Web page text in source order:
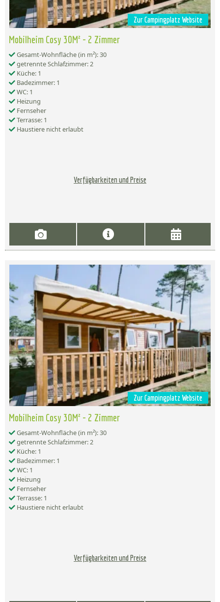
Zur Campingplatz Website
Mobilheim Cosy 30M² - 2 Zimmer
Gesamt-Wohnfläche (in m²): 30
getrennte Schlafzimmer: 2
Küche: 1
Badezimmer: 1
WC: 1
Heizung
Fernseher
Terrasse: 1
Haustiere nicht erlaubt
Verfügbarkeiten und Preise
Zur Campingplatz Website
Mobilheim Cosy 30M² - 2 Zimmer
Gesamt-Wohnfläche (in m²): 30
getrennte Schlafzimmer: 2
Küche: 1
Badezimmer: 1
WC: 1
Heizung
Fernseher
Terrasse: 1
Haustiere nicht erlaubt
Verfügbarkeiten und Preise